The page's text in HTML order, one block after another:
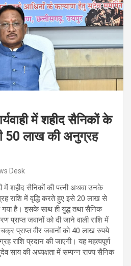
में शहीद सैनिकों के
50 लाख की अनुग्रह
Desk
में शहीद सैनिकों की पत्नी अथवा उनके
राशि में वृद्धि करते हुए इसे 20 लाख से
है। इसके साथ ही युद्ध तथा सैनिक
प्राप्त जवानों को दी जाने वाली राशि में
प्राप्त वीर जवानों को 40 लाख रुपये
राशि प्रदान की जाएगी। यह महत्वपूर्ण
साय की अध्यक्षता में सम्पन्न राज्य सैनिक